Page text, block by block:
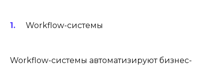
Workflow-системы
Workflow-системы автоматизируют бизнес-